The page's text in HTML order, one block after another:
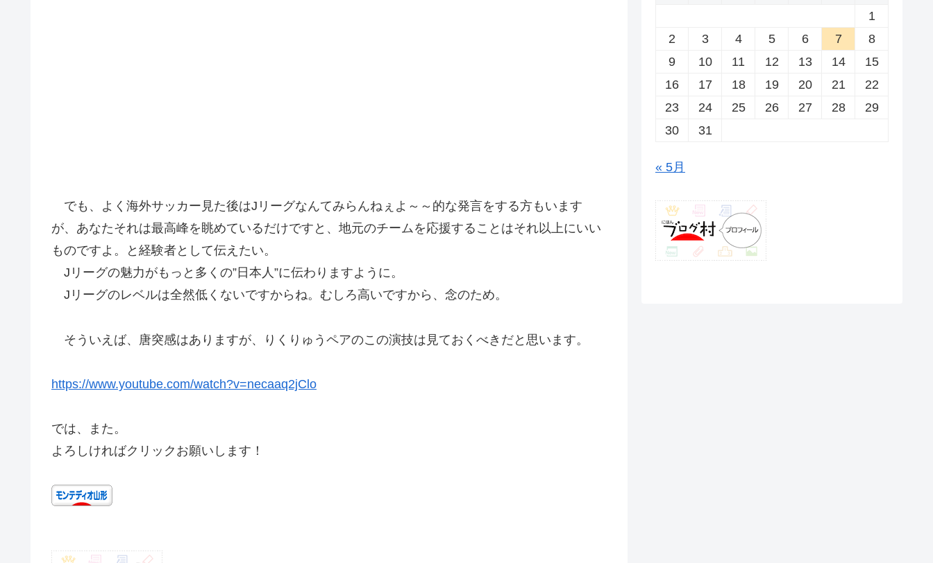
でも、よく海外サッカー見た後はJリーグなんてみらんねぇよ～～的な発言をする方もいます
が、あなたそれは最高峰を眺めているだけですと、地元のチームを応援することはそれ以上にいい
ものですよ。と経験者として伝えたい。
Jリーグの魅力がもっと多くの”日本人”に伝わりますように。
Jリーグのレベルは全然低くないですからね。むしろ高いですから、念のため。
そういえば、唐突感はありますが、りくりゅうペアのこの演技は見ておくべきだと思います。
https://www.youtube.com/watch?v=necaaq2jClo
では、また。
よろしければクリックお願いします！
1
2
3 4 5 6 7
8
9
10 11 12 13 14
15
16
17 18 19 20 21
22
23
24 25 26 27 28
29
30
31
« 5月